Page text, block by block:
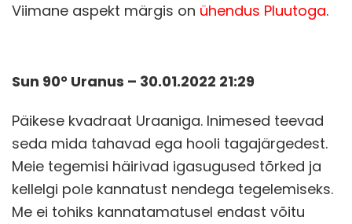
Viimane aspekt märgis on ühendus Pluutoga.
Sun 90° Uranus – 30.01.2022 21:29
Päikese kvadraat Uraaniga. Inimesed teevad
seda mida tahavad ega hooli tagajärgedest.
Meie tegemisi häirivad igasugused tõrked ja
kellelgi pole kannatust nendega tegelemiseks.
Me ei tohiks kannatamatusel endast võitu